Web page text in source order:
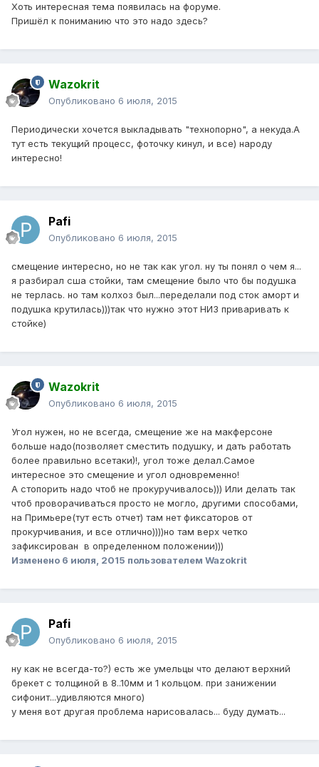
Хоть интересная тема появилась на форуме.
Пришёл к пониманию что это надо здесь?
Wazokrit
Опубликовано 6 июля, 2015
Периодически хочется выкладывать "технопорно", а некуда.А
тут есть текущий процесс, фоточку кинул, и все) народу
интересно!
Pafi
Опубликовано 6 июля, 2015
смещение интересно, но не так как угол. ну ты понял о чем я...
я разбирал сша стойки, там смещение было что бы подушка
не терлась. но там колхоз был...переделали под сток аморт и
подушка крутилась)))так что нужно этот НИЗ приваривать к
стойке)
Wazokrit
Опубликовано 6 июля, 2015
Угол нужен, но не всегда, смещение же на макферсоне
больше надо(позволяет сместить подушку, и дать работать
более правильно всетаки)!, угол тоже делал.Самое
интересное это смещение и угол одновременно!
А стопорить надо чтоб не прокуручивалось))) Или делать так
чтоб проворачиваться просто не могло, другими способами,
на Примьере(тут есть отчет) там нет фиксаторов от
прокурчивания, и все отлично))))но там верх четко
зафиксирован в определенном положении)))
Изменено 6 июля, 2015 пользователем Wazokrit
Pafi
Опубликовано 6 июля, 2015
ну как не всегда-то?) есть же умельцы что делают верхний
брекет с толщиной в 8..10мм и 1 кольцом. при занижении
сифонит...удивляются много)
у меня вот другая проблема нарисовалась... буду думать...